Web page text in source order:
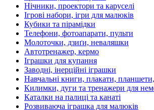
Нічники, проектори та каруселі
Ігрові набори, ігри для малюків
Кубики та пірамідки
Телефони, фотоапарати, пульти
Молоточки, дзиґи, неваляшки
Автотренажер, кермо
Іграшки для купання
Заводні, інерційні іграшки
Навчальні книги, плакати,
Килимки, дуги та тренажери для
Каталки на палиці та канаті
Розвиваюча іграшка для малюків